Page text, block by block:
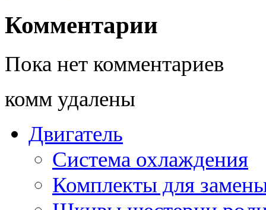
Комментарии
Пока нет комментариев
комм удалены
Двигатель
Система охлаждения
Комплекты для